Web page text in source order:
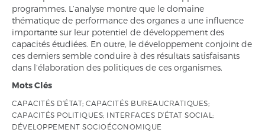
programmes. L’analyse montre que le domaine
thématique de performance des organes a une influence
importante sur leur potentiel de développement des
capacités étudiées. En outre, le développement conjoint de
ces derniers semble conduire à des résultats satisfaisants
dans l’élaboration des politiques de ces organismes.
Mots Clés
CAPACITÉS D’ÉTAT; CAPACITÉS BUREAUCRATIQUES;
CAPACITÉS POLITIQUES; INTERFACES D’ÉTAT SOCIAL;
DÉVELOPPEMENT SOCIOÉCONOMIQUE